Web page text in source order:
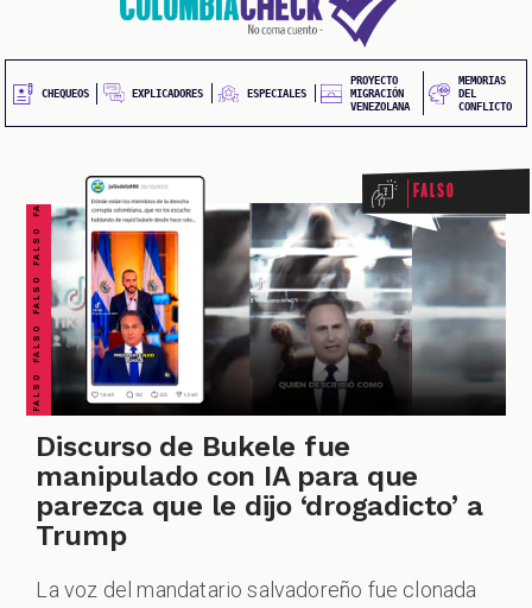
CHEQUEOS EXPLICADORES ESPECIALES
PROYECTO
MIGRACIÓN
VENEZOLANA
MEMORIAS
DEL
CONFLICTO
FALSO FALSO FALSO FALSO FALSO FALSO FALSO Falso
Discurso de Bukele fue
manipulado con IA para que
parezca que le dijo ‘drogadicto’ a
Trump
La voz del mandatario salvadoreño fue clonada